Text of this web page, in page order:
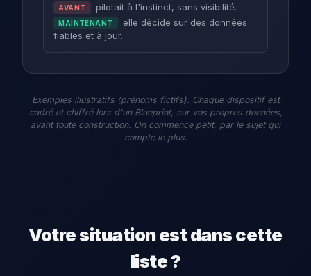
AVANT pilotait à l'instinct, sans visibilité.
MAINTENANT
elle décide sur des données
fiables et à jour.
Exemples illustratifs (prénoms fictifs). Chaque dispositif est
cadré et chiffré lors d'un Blueprint, sur vos propres données,
avant toute construction. On commence petit, par le sujet qui
compte le plus.
Votre situation est dans cette
liste ?